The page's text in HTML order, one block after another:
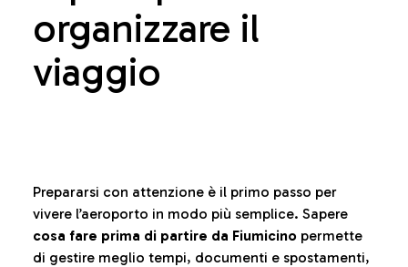
organizzare il
viaggio
Prepararsi con attenzione è il primo passo per
vivere l’aeroporto in modo più semplice. Sapere
cosa fare prima di partire da Fiumicino permette
di gestire meglio tempi, documenti e spostamenti,